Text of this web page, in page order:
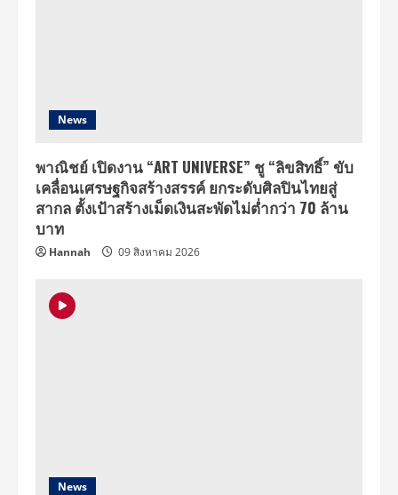
News
พาณิชย์ เปิดงาน “ART UNIVERSE” ชู “ลิขสิทธิ์” ขับ
เคลื่อนเศรษฐกิจสร้างสรรค์ ยกระดับศิลปินไทยสู่
สากล ตั้งเป้าสร้างเม็ดเงินสะพัดไม่ต่ำกว่า 70 ล้าน
บาท
Hannah 09 สิงหาคม 2026
News